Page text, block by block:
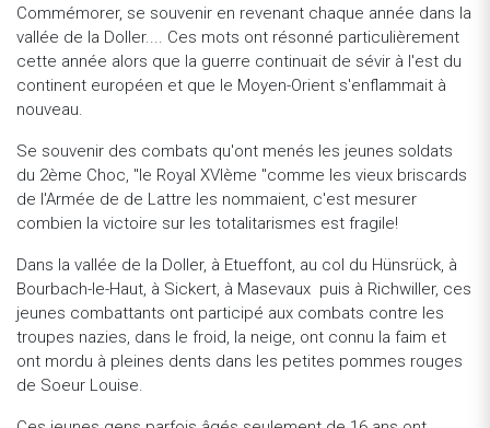
Commémorer, se souvenir en revenant chaque année dans la
vallée de la Doller.... Ces mots ont résonné particulièrement
cette année alors que la guerre continuait de sévir à l'est du
continent européen et que le Moyen-Orient s'enflammait à
nouveau.
Se souvenir des combats qu'ont menés les jeunes soldats
du 2ème Choc, "le Royal XVIème "comme les vieux briscards
de l'Armée de de Lattre les nommaient, c'est mesurer
combien la victoire sur les totalitarismes est fragile!
Dans la vallée de la Doller, à Etueffont, au col du Hünsrück, à
Bourbach-le-Haut, à Sickert, à Masevaux puis à Richwiller, ces
jeunes combattants ont participé aux combats contre les
troupes nazies, dans le froid, la neige, ont connu la faim et
ont mordu à pleines dents dans les petites pommes rouges
de Soeur Louise.